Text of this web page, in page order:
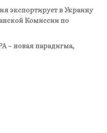
экспортирует в Украину
Комиссии по
– новая парадигма,